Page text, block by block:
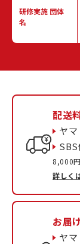
研修実施 団体
名
配送
ヤ
8,000
詳しく
お届
ヤ